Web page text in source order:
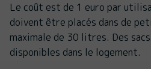
Le coût est de 1 euro par
doivent être placés dans de
maximale de 30 litres. Des
disponibles dans le logement.